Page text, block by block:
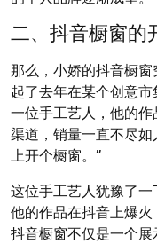
二、抖音橱窗的
那么，小娇的抖音橱
起了去年在某个创意
一位手工艺人，他的
渠道，销量一直不尽
上开个橱窗。”
这位手工艺人犹豫了一
他的作品在抖音上爆火
抖音橱窗不仅是一个